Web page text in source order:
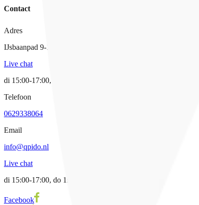
Contact
Adres
IJsbaanpad 9-11, 1076 CV Amsterdam
Live chat
di 15:00-17:00, do 19:00 tot 21:00
Telefoon
0629338064
Email
info@qpido.nl
Live chat
di 15:00-17:00, do 19:00 tot 21:00
Facebook